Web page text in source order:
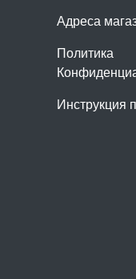
Адреса
Политика
Инструкция